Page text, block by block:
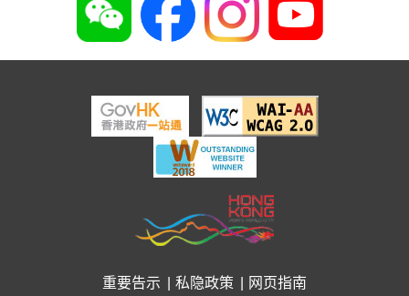
重要告示 私隐政策 网页指南